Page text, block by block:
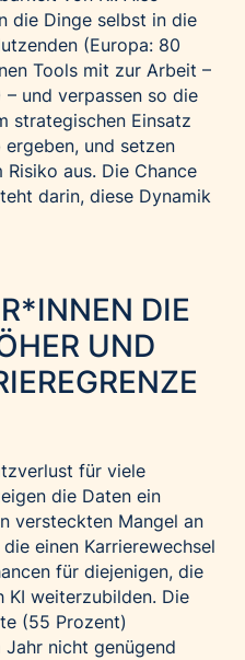
die Dinge selbst in die
(Europa: 80
Tools mit zur Arbeit –
– und verpassen so die
strategischen Einsatz
und setzen
aus. Die Chance
darin, diese Dynamik
DIE
UND
für viele
die Daten ein
versteckten Mangel an
einen Karrierewechsel
für diejenigen, die
KI weiterzubilden. Die
(55 Prozent)
nicht genügend